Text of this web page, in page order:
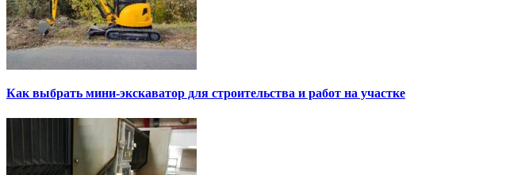
Как выбрать мини-экскаватор для строительства и работ на участке